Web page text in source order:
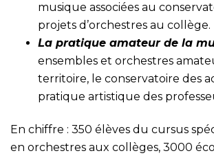
musique associées au
projets d’orchestres au collège.
La pratique amateur de la
ensembles et orchestres
territoire, le conservatoire des
pratique artistique des
En chiffre : 350 élèves du cursus
en orchestres aux collèges, 3000